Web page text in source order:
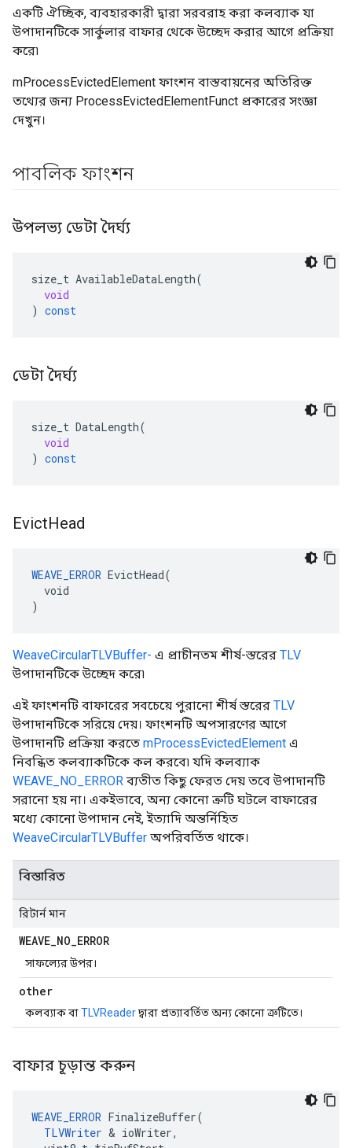
একটি ঐচ্ছিক, ব্যবহারকারী দ্বারা সরবরাহ করা কলব্যাক যা
উপাদানটিকে সার্কুলার বাফার থেকে উচ্ছেদ করার আগে প্রক্রিয়া
করে৷
mProcessEvictedElement ফাংশন বাস্তবায়নের অতিরিক্ত
তথ্যের জন্য ProcessEvictedElementFunct প্রকারের সংজ্ঞা
দেখুন।
পাবলিক ফাংশন
উপলভ্য ডেটা দৈর্ঘ্য
size_t AvailableDataLength(
void
) const
ডেটা দৈর্ঘ্য
size_t DataLength(
void
) const
EvictHead
WEAVE_ERROR EvictHead(
  void
)
WeaveCircularTLVBuffer- এ প্রাচীনতম শীর্ষ-স্তরের TLV
উপাদানটিকে উচ্ছেদ করে৷
এই ফাংশনটি বাফারের সবচেয়ে পুরানো শীর্ষ স্তরের TLV
উপাদানটিকে সরিয়ে দেয়। ফাংশনটি অপসারণের আগে
উপাদানটি প্রক্রিয়া করতে mProcessEvictedElement এ
নিবন্ধিত কলব্যাকটিকে কল করবে৷ যদি কলব্যাক
WEAVE_NO_ERROR ব্যতীত কিছু ফেরত দেয় তবে উপাদানটি
সরানো হয় না। একইভাবে, অন্য কোনো ত্রুটি ঘটলে বাফারের
মধ্যে কোনো উপাদান নেই, ইত্যাদি অন্তর্নিহিত
WeaveCircularTLVBuffer অপরিবর্তিত থাকে।
বিস্তারিত
রিটার্ন মান
WEAVE_NO_ERROR
সাফল্যের উপর।
other
কলব্যাক বাTLVReaderদ্বারা প্রত্যাবর্তিত অন্য কোনো ত্রুটিতে।
বাফার চূড়ান্ত করুন
WEAVE_ERROR FinalizeBuffer(
TLVWriter & ioWriter,